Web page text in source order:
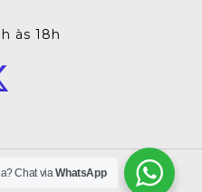
às 18h
Chat viaWhatsApp